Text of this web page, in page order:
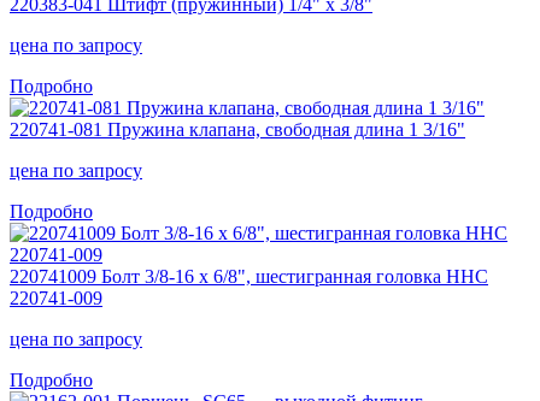
цена по запросу
Подробно
220741-081 Пружина клапана, свободная длина 1 3/16"
цена по запросу
Подробно
220741009 Болт 3/8-16 x 6/8", шестигранная головка HHC
220741-009
цена по запросу
Подробно